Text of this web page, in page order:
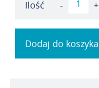
Ilość - +
Dodaj do koszyka